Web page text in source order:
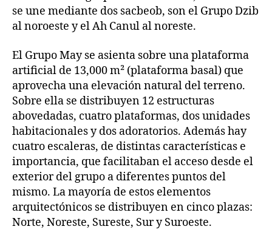
se une mediante dos sacbeob, son el Grupo Dzib
al noroeste y el Ah Canul al noreste.
El Grupo May se asienta sobre una plataforma
artificial de 13,000 m² (plataforma basal) que
aprovecha una elevación natural del terreno.
Sobre ella se distribuyen 12 estructuras
abovedadas, cuatro plataformas, dos unidades
habitacionales y dos adoratorios. Además hay
cuatro escaleras, de distintas características e
importancia, que facilitaban el acceso desde el
exterior del grupo a diferentes puntos del
mismo. La mayoría de estos elementos
arquitectónicos se distribuyen en cinco plazas:
Norte, Noreste, Sureste, Sur y Suroeste.